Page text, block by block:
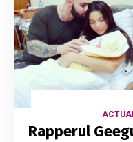
Rapperul